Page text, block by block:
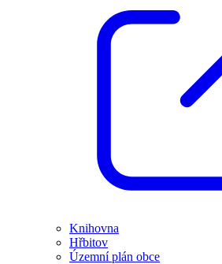
Knihovna
Hřbitov
Územní plán obce